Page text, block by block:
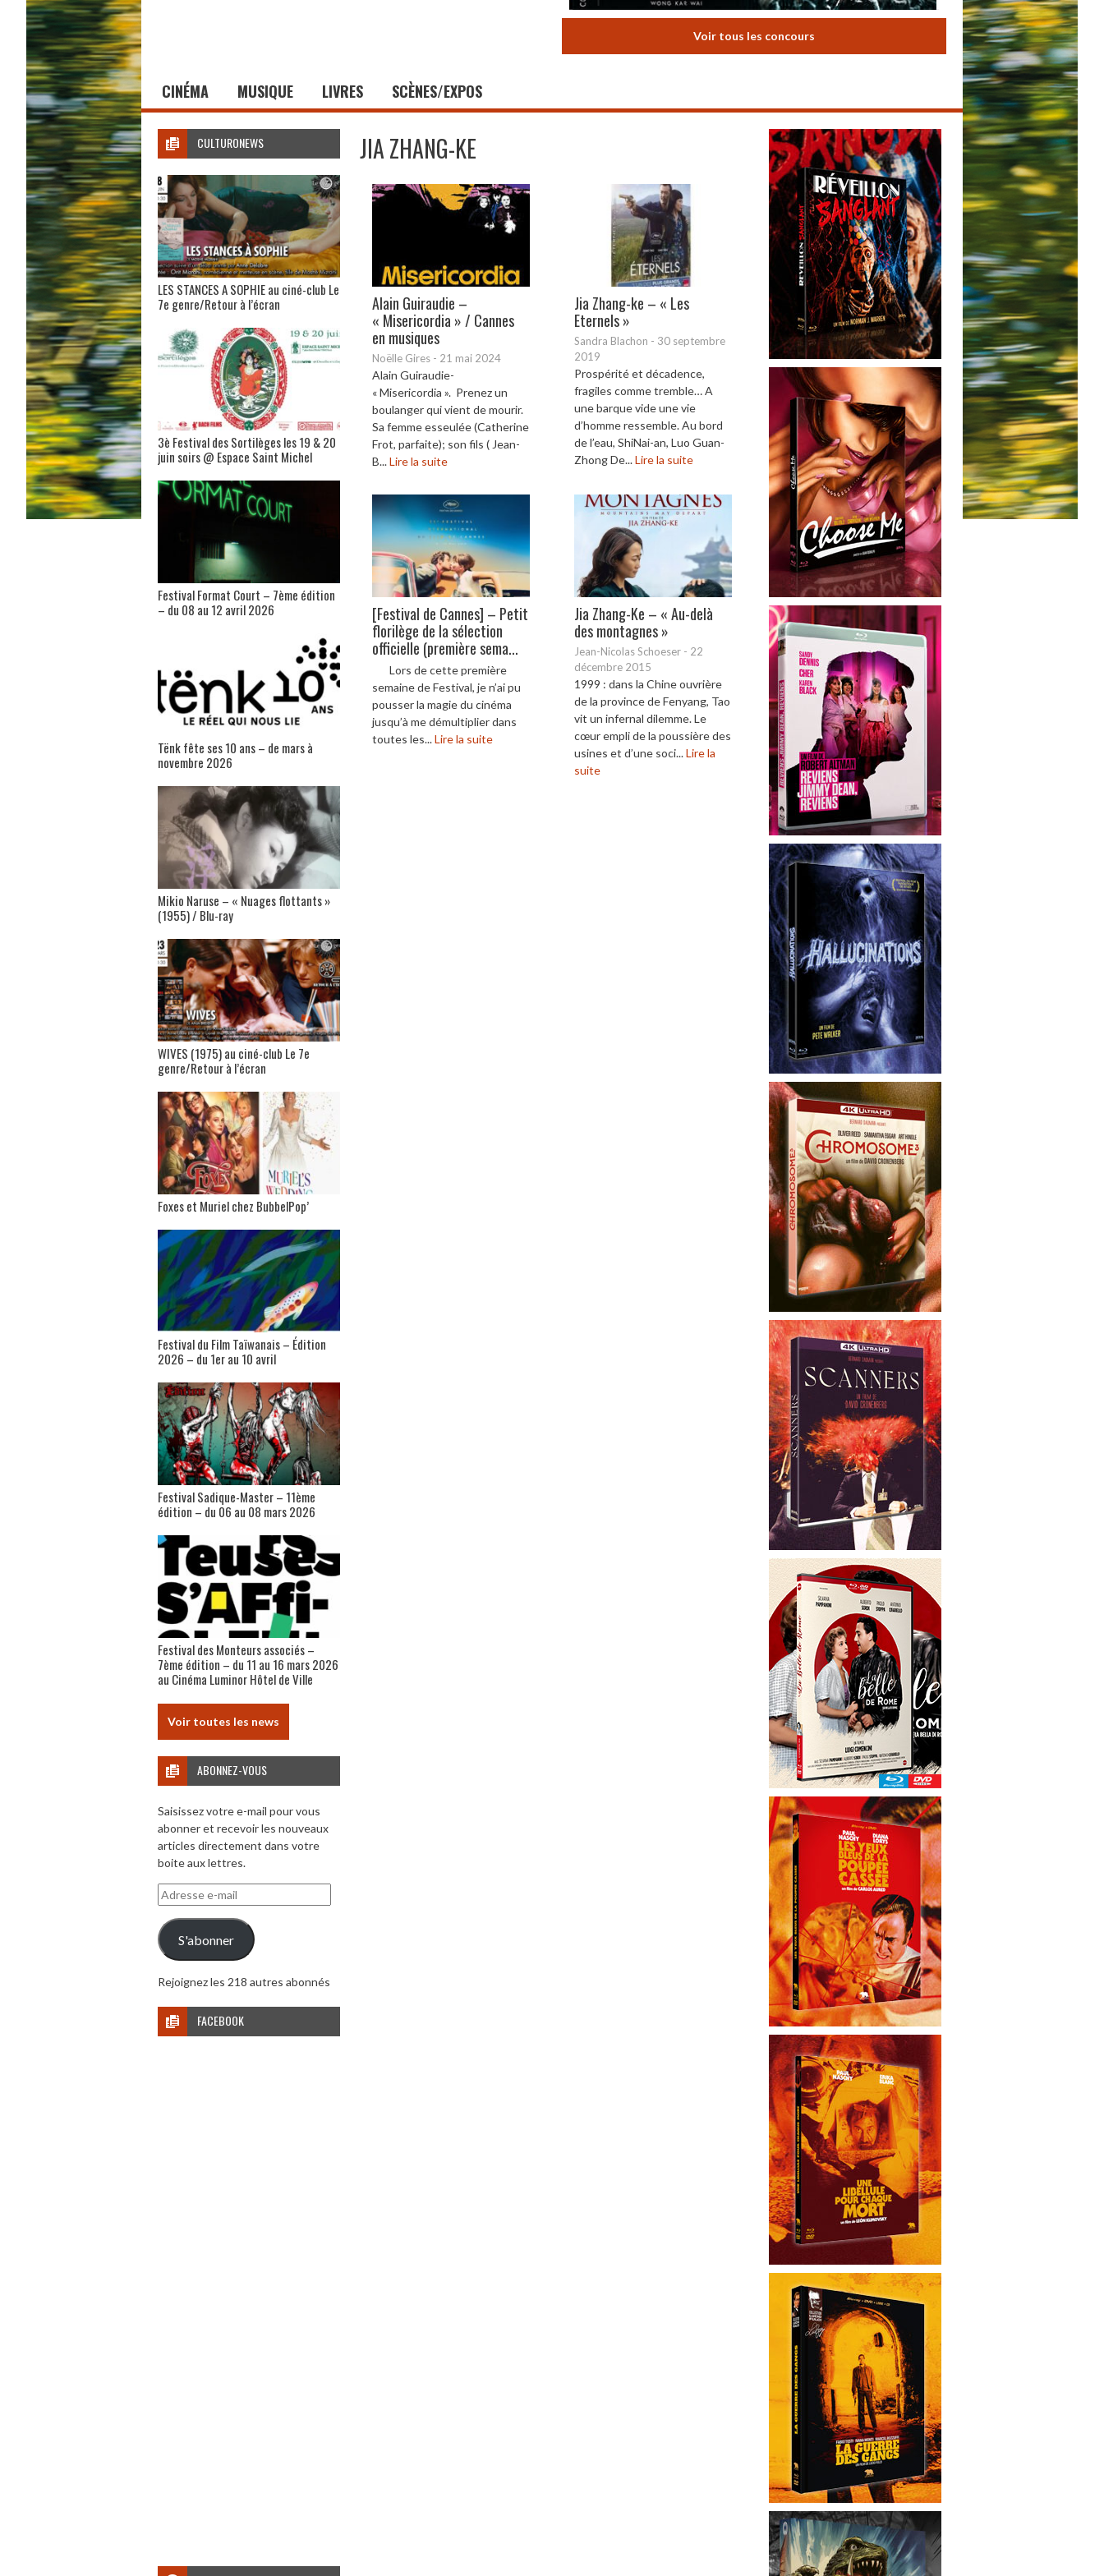
Voir tous les concours
CINÉMA MUSIQUE LIVRES SCÈNES/EXPOS
JIA ZHANG-KE
Alain Guiraudie –
« Misericordia » / Cannes
en musiques
Noëlle Gires - 21 mai 2024
Alain Guiraudie-
« Misericordia ». Prenez un
boulanger qui vient de mourir.
Sa femme esseulée (Catherine
Frot, parfaite); son fils ( Jean-
B...Lire la suite
Jia Zhang-ke – « Les
Eternels »
Sandra Blachon - 30 septembre
2019
Prospérité et décadence,
fragiles comme tremble… A
une barque vide une vie
d’homme ressemble. Au bord
de l’eau, ShiNai-an, Luo Guan-
Zhong De...Lire la suite
[Festival de Cannes] – Petit
florilège de la sélection
officielle (première sema...
Lors de cette première
semaine de Festival, je n’ai pu
pousser la magie du cinéma
jusqu’à me démultiplier dans
toutes les...Lire la suite
Jia Zhang-Ke – « Au-delà
des montagnes »
Jean-Nicolas Schoeser - 22
décembre 2015
1999 : dans la Chine ouvrière
de la province de Fenyang, Tao
vit un infernal dilemme. Le
cœur empli de la poussière des
usines et d’une soci...Lire la
suite
CULTURONEWS
LES STANCES A SOPHIE au ciné-club Le
7e genre/Retour à l’écran
3è Festival des Sortilèges les 19 & 20
juin soirs @ Espace Saint Michel
Festival Format Court – 7ème édition
– du 08 au 12 avril 2026
Tënk fête ses 10 ans – de mars à
novembre 2026
Mikio Naruse – « Nuages flottants »
(1955) / Blu-ray
WIVES (1975) au ciné-club Le 7e
genre/Retour à l’écran
Foxes et Muriel chez BubbelPop’
Festival du Film Taïwanais – Édition
2026 – du 1er au 10 avril
Festival Sadique-Master – 11ème
édition – du 06 au 08 mars 2026
Festival des Monteurs associés –
7ème édition – du 11 au 16 mars 2026
au Cinéma Luminor Hôtel de Ville
Voir toutes les news
ABONNEZ-VOUS
Saisissez votre e-mail pour vous
abonner et recevoir les nouveaux
articles directement dans votre
boite aux lettres.
Adresse
e-
mail
S'abonner
Rejoignez les 218 autres abonnés
FACEBOOK